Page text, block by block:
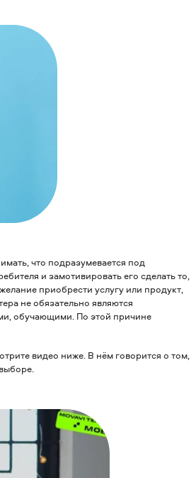
что подразумевается под
и замотивировать его сделать то,
приобрести услугу или продукт,
не обязательно являются
обучающими. По этой причине
видео ниже. В нём говорится о том,